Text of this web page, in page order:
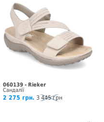
060139 - Rieker
Сандалії
2 275 грн. 3 445 грн